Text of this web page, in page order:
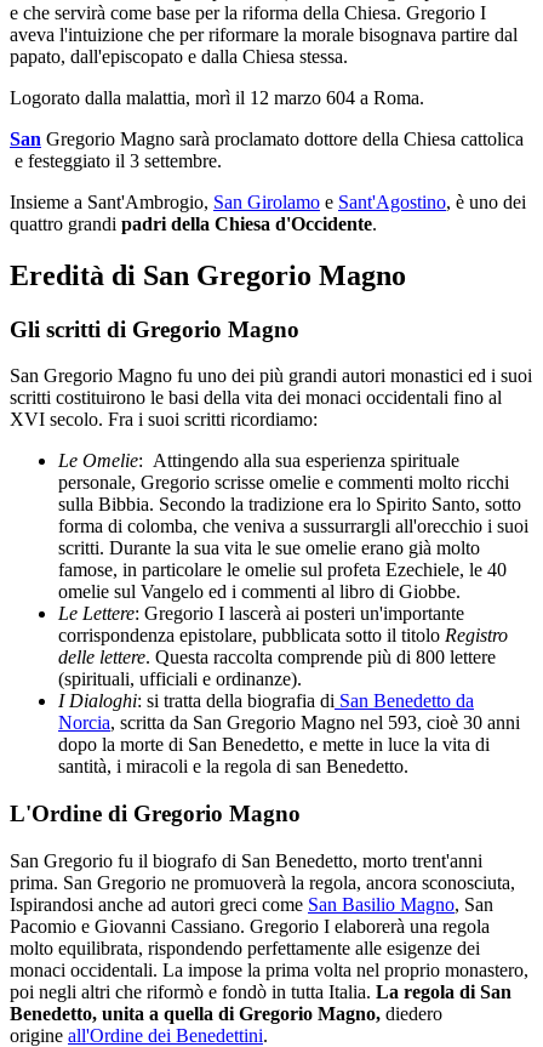
e che servirà come base per la riforma della Chiesa. Gregorio I
aveva l'intuizione che per riformare la morale bisognava partire dal
papato, dall'episcopato e dalla Chiesa stessa.
Logorato dalla malattia, morì il 12 marzo 604 a Roma.
San Gregorio Magno sarà proclamato dottore della Chiesa cattolica
e festeggiato il 3 settembre.
Insieme a Sant'Ambrogio, San Girolamo e Sant'Agostino, è uno dei
quattro grandi padri della Chiesa d'Occidente.
Eredità di San Gregorio Magno
Gli scritti di Gregorio Magno
San Gregorio Magno fu uno dei più grandi autori monastici ed i suoi
scritti costituirono le basi della vita dei monaci occidentali fino al
XVI secolo. Fra i suoi scritti ricordiamo:
Le Omelie: Attingendo alla sua esperienza spirituale
personale, Gregorio scrisse omelie e commenti molto ricchi
sulla Bibbia. Secondo la tradizione era lo Spirito Santo, sotto
forma di colomba, che veniva a sussurrargli all'orecchio i suoi
scritti. Durante la sua vita le sue omelie erano già molto
famose, in particolare le omelie sul profeta Ezechiele, le 40
omelie sul Vangelo ed i commenti al libro di Giobbe.
Le Lettere: Gregorio I lascerà ai posteri un'importante
corrispondenza epistolare, pubblicata sotto il titolo Registro
delle lettere. Questa raccolta comprende più di 800 lettere
(spirituali, ufficiali e ordinanze).
I Dialoghi: si tratta della biografia di San Benedetto da
Norcia, scritta da San Gregorio Magno nel 593, cioè 30 anni
dopo la morte di San Benedetto, e mette in luce la vita di
santità, i miracoli e la regola di san Benedetto.
L'Ordine di Gregorio Magno
San Gregorio fu il biografo di San Benedetto, morto trent'anni
prima. San Gregorio ne promuoverà la regola, ancora sconosciuta,
Ispirandosi anche ad autori greci come San Basilio Magno, San
Pacomio e Giovanni Cassiano. Gregorio I elaborerà una regola
molto equilibrata, rispondendo perfettamente alle esigenze dei
monaci occidentali. La impose la prima volta nel proprio monastero,
poi negli altri che riformò e fondò in tutta Italia. La regola di San
Benedetto, unita a quella di Gregorio Magno, diedero
origine all'Ordine dei Benedettini.